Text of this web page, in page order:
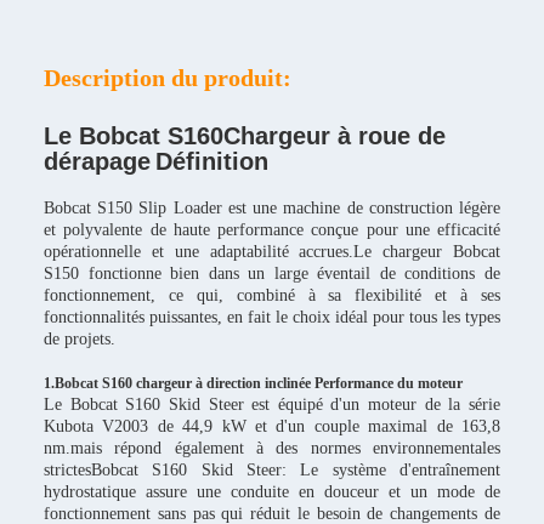
Description du produit:
Le Bobcat S160Chargeur à roue de
dérapage Définition
Bobcat S150 Slip Loader est une machine de construction légère
et polyvalente de haute performance conçue pour une efficacité
opérationnelle et une adaptabilité accrues.Le chargeur Bobcat
S150 fonctionne bien dans un large éventail de conditions de
fonctionnement, ce qui, combiné à sa flexibilité et à ses
fonctionnalités puissantes, en fait le choix idéal pour tous les types
de projets.
1.Bobcat S160 chargeur à direction inclinée Performance du moteur
Le Bobcat S160 Skid Steer est équipé d'un moteur de la série
Kubota V2003 de 44,9 kW et d'un couple maximal de 163,8
nm.mais répond également à des normes environnementales
strictesBobcat S160 Skid Steer: Le système d'entraînement
hydrostatique assure une conduite en douceur et un mode de
fonctionnement sans pas qui réduit le besoin de changements de